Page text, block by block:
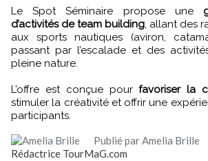
Le Spot Séminaire propose une
d’activités de team building, allant des
aux sports nautiques (aviron,
passant par l’escalade et des
pleine nature.
L’offre est conçue pourfavoriser la
stimuler la créativité et offrir une
participants.
Publié par Amelia Brille
Rédactrice TourMaG.com